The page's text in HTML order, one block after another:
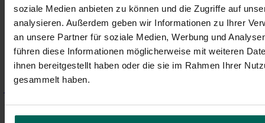
soziale Medien anbieten zu können und die Zugriffe auf
analysieren. Außerdem geben wir Informationen zu Ihrer
an unsere Partner für soziale Medien, Werbung und
führen diese Informationen möglicherweise mit weiteren
ihnen bereitgestellt haben oder die sie im Rahmen Ihrer
gesammelt haben.
Bewegungsformate – mitten im schönen Fürther
Stadtpark.
StadtparkJakobinenstraße90762 Fürth ebw.fuerth@elkb.de
Koordiniertes Stadtteilnetzwerk - Quartiersbüro Spiegelfabrik
Fürth OstLange Straße 5390762 Fürth0911-97902355
quartiersbuero@spiegelfabrik-fuerth.org
fuerth.org/quartiersbuero